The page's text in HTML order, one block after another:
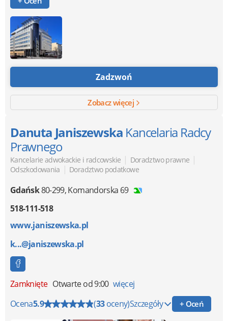
Zadzwoń
Zobacz więcej
Danuta Janiszewska Kancelaria Radcy
Prawnego
Kancelarie adwokackie i radcowskie | Doradztwo prawne |
Odszkodowania | Doradztwo podatkowe
Gdańsk80-299,Komandorska 69
518-111-518
www.janiszewska.pl
k...@janiszewska.pl
Zamknięte Otwarte od 9:00 więcej
Ocena5.9 (33oceny)Szczegóły + Oceń